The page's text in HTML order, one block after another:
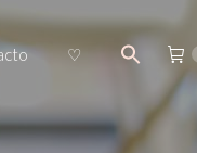
♡